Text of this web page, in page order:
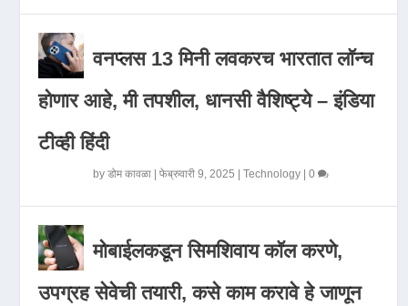
वनप्लस 13 मिनी लवकरच भारतात लॉन्च
होणार आहे, मी तपशील, धानसी वैशिष्ट्ये – इंडिया
टीव्ही हिंदी
byडोम कावळा |फेब्रुवारी 9, 2025 |Technology |0
मोबाईलकडून सिमशिवाय कॉल करणे,
उपग्रह सेवेची तयारी, कसे काम करावे हे जाणून